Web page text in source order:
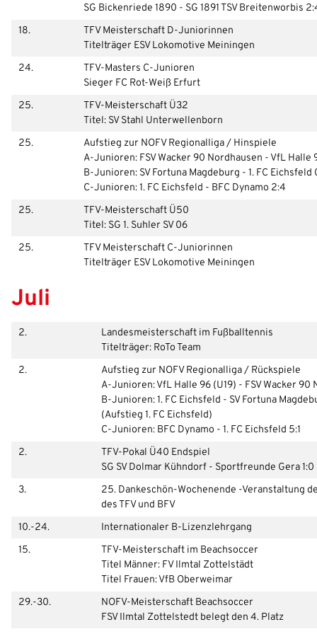
SG Bickenriede 1890 - SG 1891 TSV Breitenworbis
18.
TFV Meisterschaft D-Juniorinnen
Titelträger ESV Lokomotive Meiningen
24.
TFV-Masters C-Junioren
Sieger FC Rot-Weiß Erfurt
25.
TFV-Meisterschaft Ü32
Titel: SV Stahl Unterwellenborn
25.
Aufstieg zur NOFV Regionalliga / Hinspiele
A-Junioren: FSV Wacker 90 Nordhausen - VfL Halle
B-Junioren: SV Fortuna Magdeburg - 1. FC Eichsfeld
C-Junioren: 1. FC Eichsfeld - BFC Dynamo 2:4
25.
TFV-Meisterschaft Ü50
Titel: SG 1. Suhler SV 06
25.
TFV Meisterschaft C-Juniorinnen
Titelträger ESV Lokomotive Meiningen
Juli
2.
Landesmeisterschaft im Fußballtennis
Titelträger: RoTo Team
2.
Aufstieg zur NOFV Regionalliga / Rückspiele
A-Junioren: VfL Halle 96 (U19) - FSV Wacker 90
B-Junioren: 1. FC Eichsfeld - SV Fortuna
(Aufstieg 1. FC Eichsfeld)
C-Junioren: BFC Dynamo - 1. FC Eichsfeld 5:1
2.
TFV-Pokal Ü40 Endspiel
SG SV Dolmar Kühndorf - Sportfreunde Gera
3.
25. Dankeschön-Wochenende -Veranstaltung
des TFV und BFV
10.-24.
Internationaler B-Lizenzlehrgang
15.
TFV-Meisterschaft im Beachsoccer
Titel Männer: FV Ilmtal Zottelstädt
Titel Frauen: VfB Oberweimar
29.-30.
NOFV-Meisterschaft Beachsoccer
FSV Ilmtal Zottelstedt belegt den 4. Platz